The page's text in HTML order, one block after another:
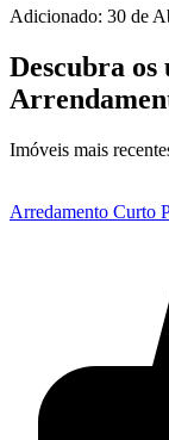
Adicionado: 30 de
Descubra
Imóveis mais
Arredamento Curto